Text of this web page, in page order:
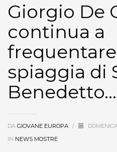
Giorgio De
continua a
spiaggia di
DA GIOVANE EUROPA /
IN NEWS MOSTRE